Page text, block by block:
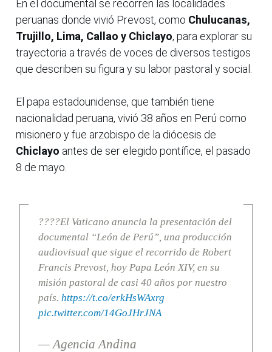
En el documental se recorren las localidades
peruanas donde vivió Prevost, como Chulucanas,
Trujillo, Lima, Callao y Chiclayo, para explorar su
trayectoria a través de voces de diversos testigos
que describen su figura y su labor pastoral y social.
El papa estadounidense, que también tiene
nacionalidad peruana, vivió 38 años en Perú como
misionero y fue arzobispo de la diócesis de
Chiclayo antes de ser elegido pontífice, el pasado
8 de mayo.
????El Vaticano anuncia la presentación del
documental “León de Perú”, una producción
audiovisual que sigue el recorrido de Robert
Francis Prevost, hoy Papa León XIV, en su
misión pastoral de casi 40 años por nuestro
país. https://t.co/erkHsWAxrg
pic.twitter.com/14GoJHrJNA
— Agencia Andina